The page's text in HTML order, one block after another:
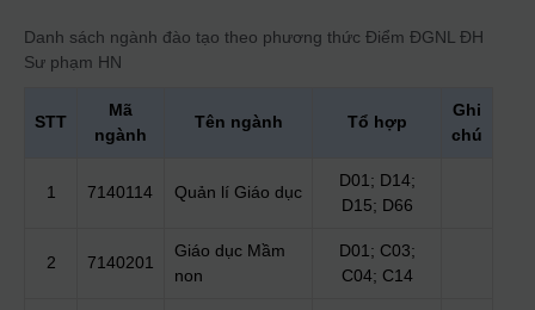
Danh sách ngành đào tạo theo phương thức Điểm ĐGNL ĐH
Sư phạm HN
STT
Mã
ngành
Tên ngành Tổ hợp
Ghi
chú
1 7140114 Quản lí Giáo dục
D01; D14;
D15; D66
2 7140201
Giáo dục Mầm
non
D01; C03;
C04; C14